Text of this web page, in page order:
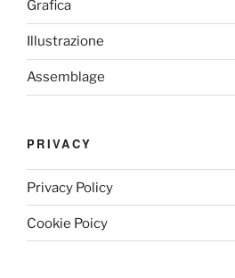
Grafica
Illustrazione
Assemblage
PRIVACY
Privacy Policy
Cookie Poicy